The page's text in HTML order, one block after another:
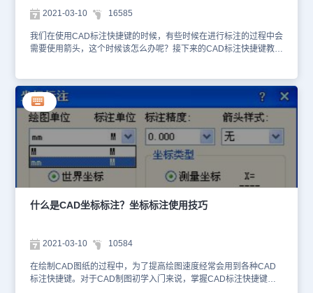
键以及相关应用实例，对此感兴趣的小伙伴抓紧收藏起来吧！
2021-03-10 16585
我们在使用CAD标注快捷键的时候，有些时候在进行标注的过程中会
需要使用箭头，这个时候该怎么办呢？接下来的CAD标注快捷键教
箭头引注的使用技巧：浩辰CAD给排水软件中箭头引注命令主要用于
绘制带有箭头的引出标注，文字可从线端标注也可从线上标注，引线
可以多次转折，用于楼梯方向线、坡度等标注，提供共5种箭头样式
和两行说明文字。下面给各位小伙伴介绍一下CAD标注快捷键中箭头
引注功能的具体使用步骤：首先打开浩辰CAD给排水软件，然后找到
并依次点击[建筑设计]→ [符号标注] → [箭头引注]。点取菜单命令
后，对话框显示如下，在线端时仅输入一行文字。在对话框中输入引
线端部或者引线上下要标注的文字，可以从下拉列表选取命令保存的
文字历史记录，也可以不输入文字只画箭头，对话框中还提供了更改
箭头长度、样式的功能，箭头长度按最终图纸尺 寸为准，以毫米为
单位给出；箭头的可选样式有“箭头”、“半箭头”、“点”、“十字”、“无”
标注：箭头起点或 [点取图中曲线(P)/点取参考点(R)]: 点取箭头起始
点。直段下一点或 [弧段(A)/回退(U)]: 画出引线(直线或弧线)，输入 U
退回上一步；直段下一点或 [弧段(A)/回退(U)]: 回车结束命令；双击
箭头引注中的文字，即可进入在位编辑框修改文字。关于浩辰CAD给
什么是CAD坐标标注？坐标标注使用技巧
2021-03-10 10584
在绘制CAD图纸的过程中，为了提高绘图速度经常会用到各种CAD
标注快捷键。对于CAD制图初学入门来说，掌握CAD标注快捷键也